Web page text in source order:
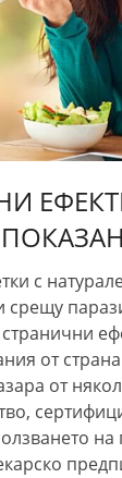
с
срещу
от
от
на